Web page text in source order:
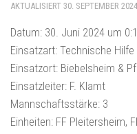
AKTUALISIERT 30. SEPTEMBER 2024
Datum: 30. Juni 2024 um
Einsatzart: Technische Hilfe
Einsatzort: Biebelsheim &
Einsatzleiter: F. Klamt
Mannschaftsstärke: 3
Einheiten: FF Pleitersheim,